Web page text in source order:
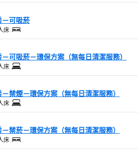
－可吸菸
床
可吸菸－環保方案（無每日清潔服務）
床
禁煙－環保方案（無每日清潔服務）
床
禁菸－環保方案（無每日清潔服務）
床